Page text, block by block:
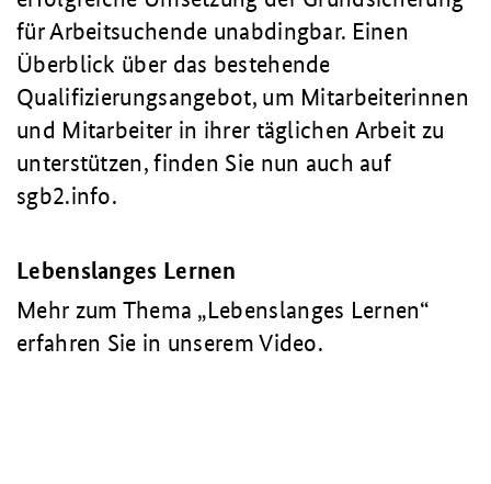
für Arbeitsuchende unabdingbar. Einen
Überblick über das bestehende
Qualifizierungsangebot, um Mitarbeiterinnen
und Mitarbeiter in ihrer täglichen Arbeit zu
unterstützen, finden Sie nun auch auf
sgb2.info.
Lebenslanges Lernen
Mehr zum Thema „Lebenslanges Lernen“
erfahren Sie in unserem Video.